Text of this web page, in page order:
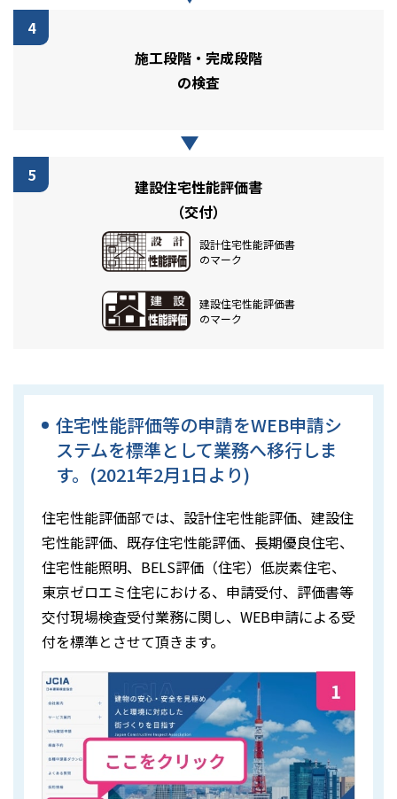
4
施工段階・完成段階
の検査
5
建設住宅性能評価書
（交付）
設計住宅性能評価書
のマーク
建設住宅性能評価書
のマーク
住宅性能評価等の申請をWEB申請シ
ステムを標準として業務へ移行しま
す。(2021年2月1日より)
住宅性能評価部では、設計住宅性能評価、建設住
宅性能評価、既存住宅性能評価、長期優良住宅、
住宅性能照明、BELS評価（住宅）低炭素住宅、
東京ゼロエミ住宅における、申請受付、評価書等
交付現場検査受付業務に関し、WEB申請による受
付を標準とさせて頂きます。